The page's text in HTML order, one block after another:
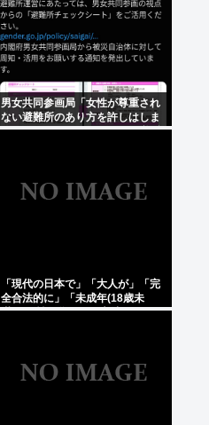
男女共同参画局「女性が尊重され
ない避難所のあり方を許しはしま
せん、このチェックシートを必ず
「現代の日本で」「大人が」「完
全合法的に」「未成年(18歳未
満)」と性行為をする方法ってある